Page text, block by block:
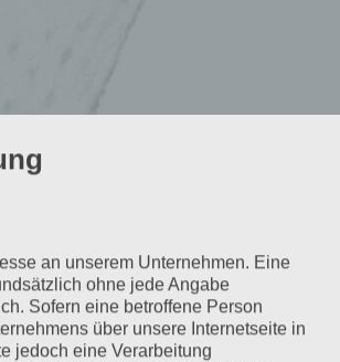
an unserem Unternehmen. Eine
ohne jede Angabe
Sofern eine betroffene Person
über unsere Internetseite in
jedoch eine Verarbeitung